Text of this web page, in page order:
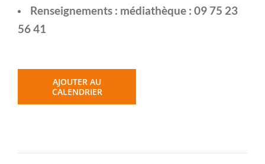
Renseignements : médiathèque : 09 75 23
56 41
AJOUTER AU
CALENDRIER